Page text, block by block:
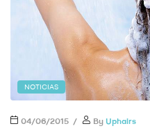
NOTICIAS
04/06/2015 By Uphairs